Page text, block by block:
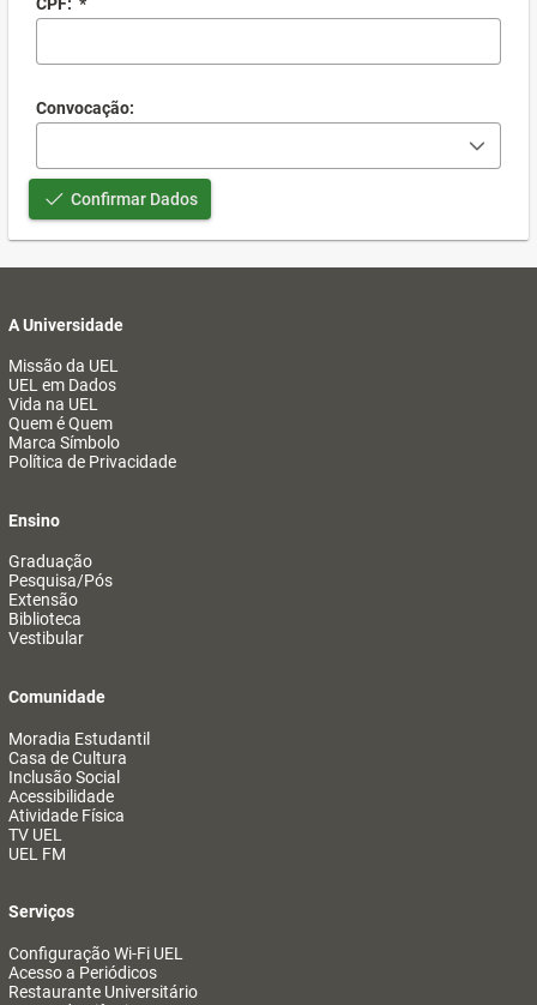
Convocação:
Confirmar Dados
A Universidade
Missão da UEL
UEL em Dados
Vida na UEL
Quem é Quem
Marca Símbolo
Política de Privacidade
Ensino
Graduação
Pesquisa/Pós
Extensão
Biblioteca
Vestibular
Comunidade
Moradia Estudantil
Casa de Cultura
Inclusão Social
Acessibilidade
Atividade Física
TV UEL
UEL FM
Serviços
Configuração Wi-Fi UEL
Acesso a Periódicos
Restaurante Universitário